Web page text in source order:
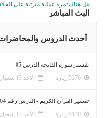
هل هناك ثمرة عملية مترتبة على
البث المباشر
أحدث الدروس
تفسير سورة الفاتحة الدرس 05
الأحد 13 شعبان 1447ﻫ 1-2-2026م
تفسير القرآن الكريم - الدرس رقم 04
الأحد 13 شعبان 1447ﻫ 1-2-2026م